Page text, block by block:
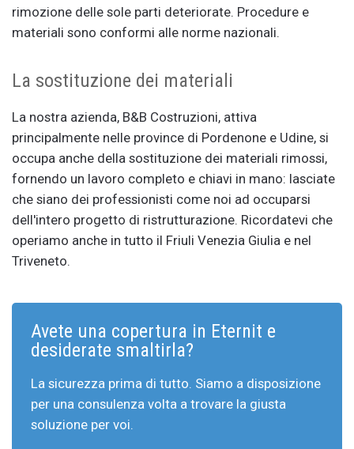
rimozione delle sole parti deteriorate. Procedure e
materiali sono conformi alle norme nazionali.
La sostituzione dei materiali
La nostra azienda, B&B Costruzioni, attiva
principalmente nelle province di Pordenone e Udine, si
occupa anche della sostituzione dei materiali rimossi,
fornendo un lavoro completo e chiavi in mano: lasciate
che siano dei professionisti come noi ad occuparsi
dell'intero progetto di ristrutturazione. Ricordatevi che
operiamo anche in tutto il Friuli Venezia Giulia e nel
Triveneto.
Avete una copertura in Eternit e
desiderate smaltirla?
La sicurezza prima di tutto. Siamo a disposizione
per una consulenza volta a trovare la giusta
soluzione per voi.